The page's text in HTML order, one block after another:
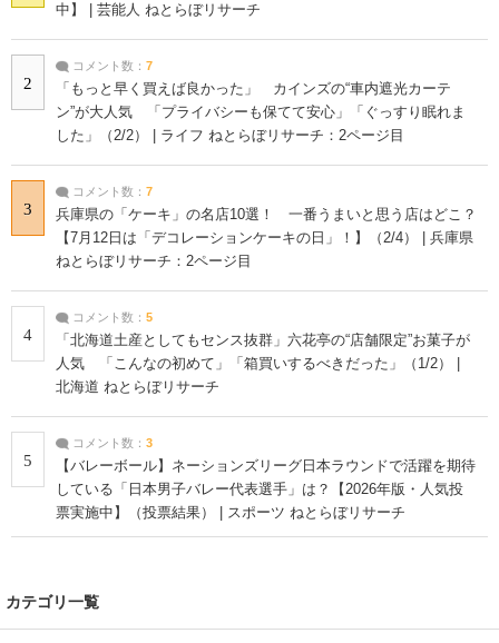
中】 | 芸能人 ねとらぼリサーチ
2
コメント数： 7
「もっと早く買えば良かった」 カインズの“車内遮光カーテ
ン”が大人気 「プライバシーも保てて安心」「ぐっすり眠れま
した」（2/2） | ライフ ねとらぼリサーチ：2ページ目
3
コメント数： 7
兵庫県の「ケーキ」の名店10選！ 一番うまいと思う店はどこ？
【7月12日は「デコレーションケーキの日」！】（2/4） | 兵庫県
ねとらぼリサーチ：2ページ目
4
コメント数： 5
「北海道土産としてもセンス抜群」六花亭の“店舗限定”お菓子が
人気 「こんなの初めて」「箱買いするべきだった」（1/2） |
北海道 ねとらぼリサーチ
5
コメント数： 3
【バレーボール】ネーションズリーグ日本ラウンドで活躍を期待
している「日本男子バレー代表選手」は？【2026年版・人気投
票実施中】（投票結果） | スポーツ ねとらぼリサーチ
カテゴリ一覧